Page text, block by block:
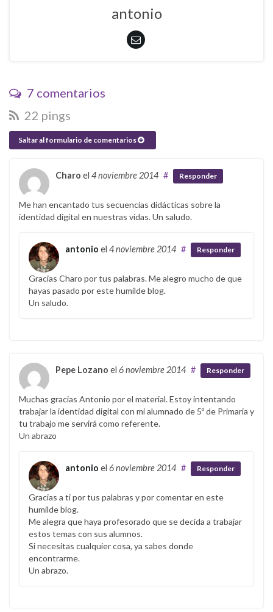
antonio
7 comentarios
22 pings
Saltar al formulario de comentarios
Charo el 4 noviembre 2014 # Responder
Me han encantado tus secuencias didácticas sobre la
identidad digital en nuestras vidas. Un saludo.
antonio el 4 noviembre 2014 # Responder
Gracias Charo por tus palabras. Me alegro mucho de que
hayas pasado por este humilde blog.
Un saludo.
Pepe Lozano el 6 noviembre 2014 # Responder
Muchas gracias Antonio por el material. Estoy intentando
trabajar la identidad digital con mi alumnado de 5º de Primaria y
tu trabajo me servirá como referente.
Un abrazo
antonio el 6 noviembre 2014 # Responder
Gracias a ti por tus palabras y por comentar en este
humilde blog.
Me alegra que haya profesorado que se decida a trabajar
estos temas con sus alumnos.
Si necesitas cualquier cosa, ya sabes donde
encontrarme.
Un abrazo.